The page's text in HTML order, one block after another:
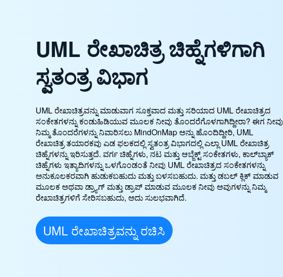
UML ರೇಖಾಚಿತ್ರ ಚಿಹ್ನೆಗಳಿಗಾಗಿ
ಸ್ವತಂತ್ರ ವಿಭಾಗ
UML ರೇಖಾಚಿತ್ರವನ್ನು ಮಾಡುವಾಗ ಸೂಕ್ತವಾದ ಮತ್ತು ಸರಿಯಾದ UML ರೇಖಾಚಿತ್ರದ
ಸಂಕೇತಗಳನ್ನು ಕಂಡುಹಿಡಿಯುವ ಮೂಲಕ ನೀವು ತೊಂದರೆಗೊಳಗಾಗಿದ್ದೀರಾ? ಈಗ ನೀವು
ನಿಮ್ಮ ತೊಂದರೆಗಳನ್ನು ನಿವಾರಿಸಲು MindOnMap ಅನ್ನು ಹೊಂದಿದ್ದೀರಿ, UML
ರೇಖಾಚಿತ್ರ ತಯಾರಕವು ಎಡ ಫಲಕದಲ್ಲಿ ಸ್ವತಂತ್ರ ವಿಭಾಗದಲ್ಲಿ ಎಲ್ಲಾ UML ರೇಖಾಚಿತ್ರ
ಚಿಹ್ನೆಗಳನ್ನು ಇರಿಸುತ್ತದೆ. ವರ್ಗ ಚಿಹ್ನೆಗಳು, ನಟ ಮತ್ತು ಆಬ್ಜೆಕ್ಟ್ ಸಂಕೇತಗಳು, ಕಾಲ್‌ಬ್ಯಾಕ್
ಚಿಹ್ನೆಗಳು ಇತ್ಯಾದಿಗಳನ್ನು ಒಳಗೊಂಡಂತೆ ನೀವು UML ರೇಖಾಚಿತ್ರದ ಸಂಕೇತಗಳನ್ನು
ಅನುಕೂಲಕರವಾಗಿ ಹುಡುಕಬಹುದು ಮತ್ತು ಬಳಸಬಹುದು. ಮತ್ತು ಡಬಲ್ ಕ್ಲಿಕ್ ಮಾಡುವ
ಮೂಲಕ ಅಥವಾ ಡ್ರ್ಯಾಗ್ ಮತ್ತು ಡ್ರಾಪ್ ಮಾಡುವ ಮೂಲಕ ನೀವು ಅವುಗಳನ್ನು ನಿಮ್ಮ
ರೇಖಾಚಿತ್ರಗಳಿಗೆ ಸೇರಿಸಬಹುದು, ಅದು ಸುಲಭವಾಗಿದೆ.
UML ರೇಖಾಚಿತ್ರವನ್ನು ರಚಿಸಿ